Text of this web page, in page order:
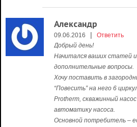
Александр
09.06.2016 |
Ответить
Добрый день!
Начитался ваших статей
дополнительные вопросы.
Хочу поставить в
“Повесить” на него 6
Protherm, скважинный
автоматику насоса.
Основной потребитель –